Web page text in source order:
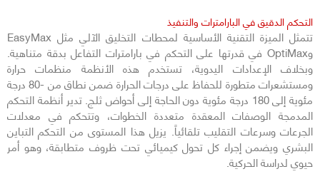
التحكم الدقيق في البارامترات والتنفيذ
تتمثل الميزة التقنية الأساسية لمحطات التخليق الآلي مثل EasyMax
وOptiMax في قدرتها على التحكم في بارامترات التفاعل بدقة متناهية.
وبخلاف الإعدادات اليدوية، تستخدم هذه الأنظمة منظمات حرارة
ومستشعرات متطورة للحفاظ على درجات الحرارة ضمن نطاق من -80 درجة
مئوية إلى 180 درجة مئوية دون الحاجة إلى أحواض ثلج. تدير أنظمة التحكم
المدمجة الوصفات المعقدة متعددة الخطوات، وتتحكم في معدلات
الجرعات وسرعات التقليب تلقائياً. يزيل هذا المستوى من التحكم التباين
البشري ويضمن إجراء كل تحول كيميائي تحت ظروف متطابقة، وهو أمر
حيوي لدراسة الحركية.